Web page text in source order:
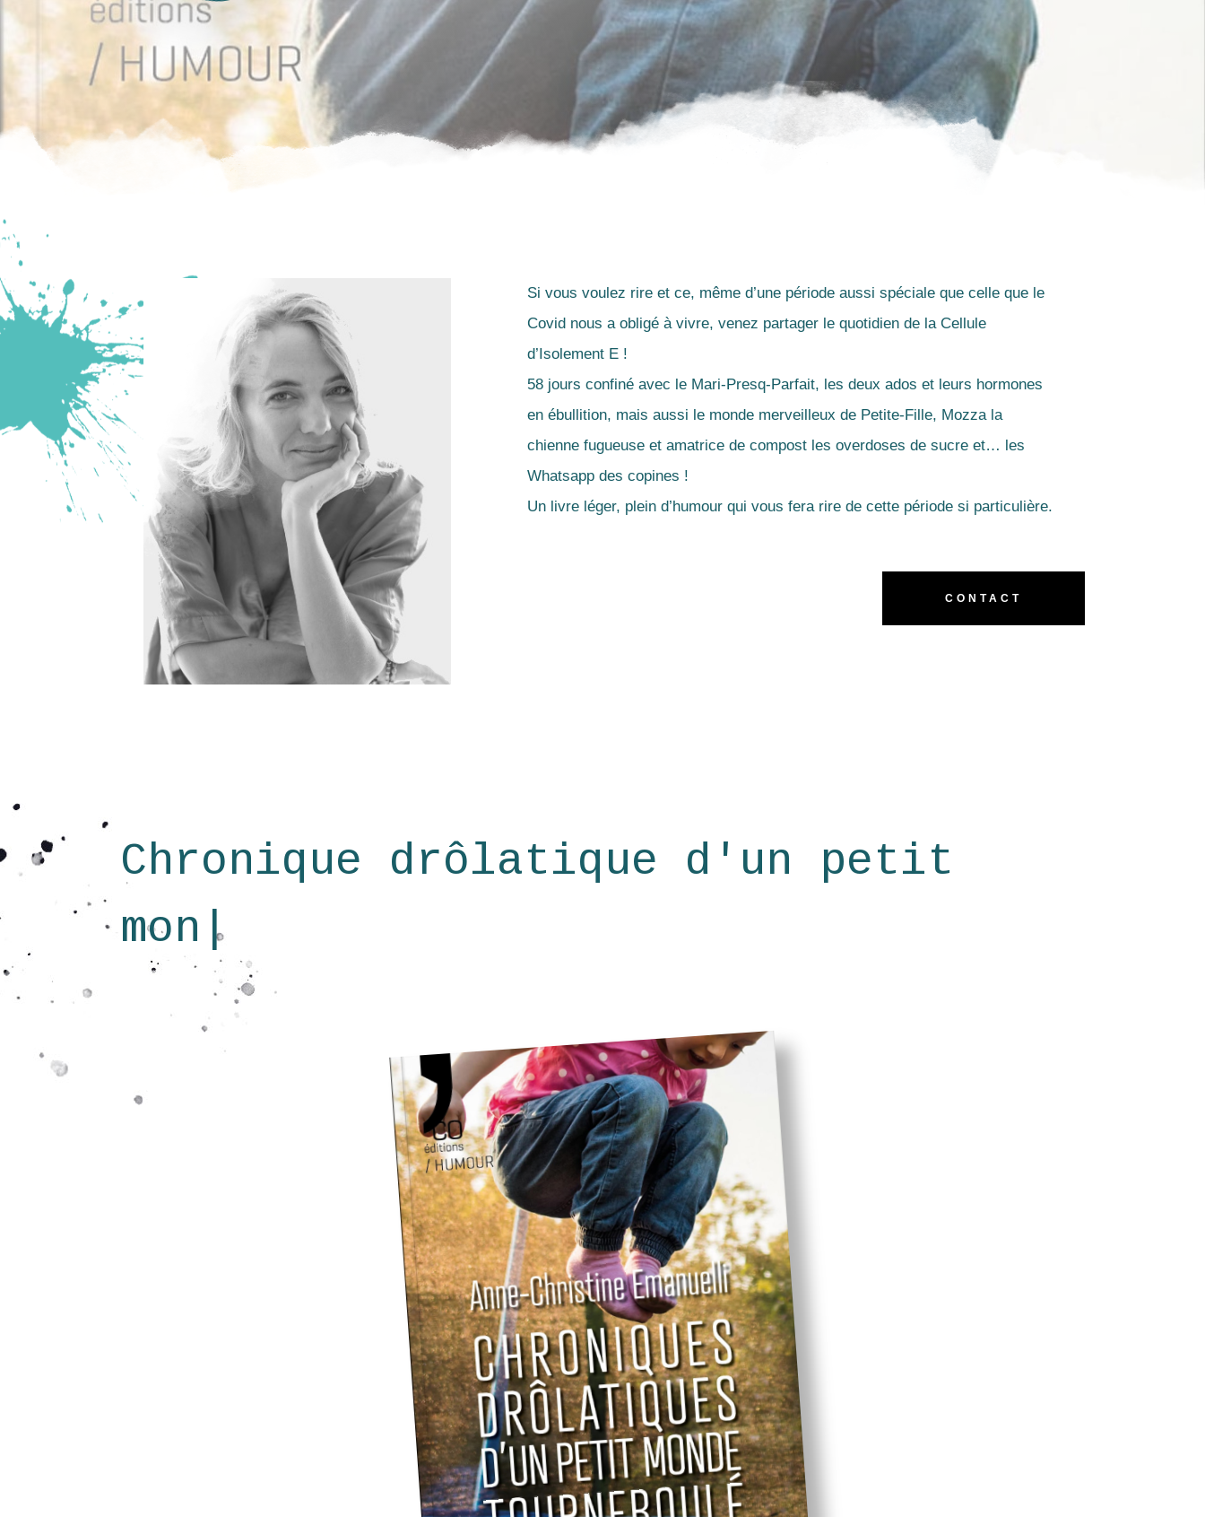
Si vous voulez rire et ce, même d’une période aussi spéciale que celle que le
Covid nous a obligé à vivre, venez partager le quotidien de la Cellule
d’Isolement E !
58 jours confiné avec le Mari-Presq-Parfait, les deux ados et leurs hormones
en ébullition, mais aussi le monde merveilleux de Petite-Fille, Mozza la
chienne fugueuse et amatrice de compost les overdoses de sucre et… les
Whatsapp des copines !
Un livre léger, plein d’humour qui vous fera rire de cette période si particulière.
CONTACT
Chronique drôlatique d'un petit
monde tourneb